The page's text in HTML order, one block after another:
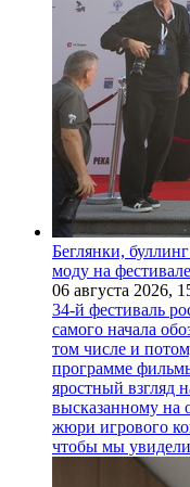
Беглянки,
моду на
06 августа 2026,
34-й фестиваль
самого начала
том числе и
программе
яростный взгляд
высказанному на
жюри игрового
чтобы мы увидели